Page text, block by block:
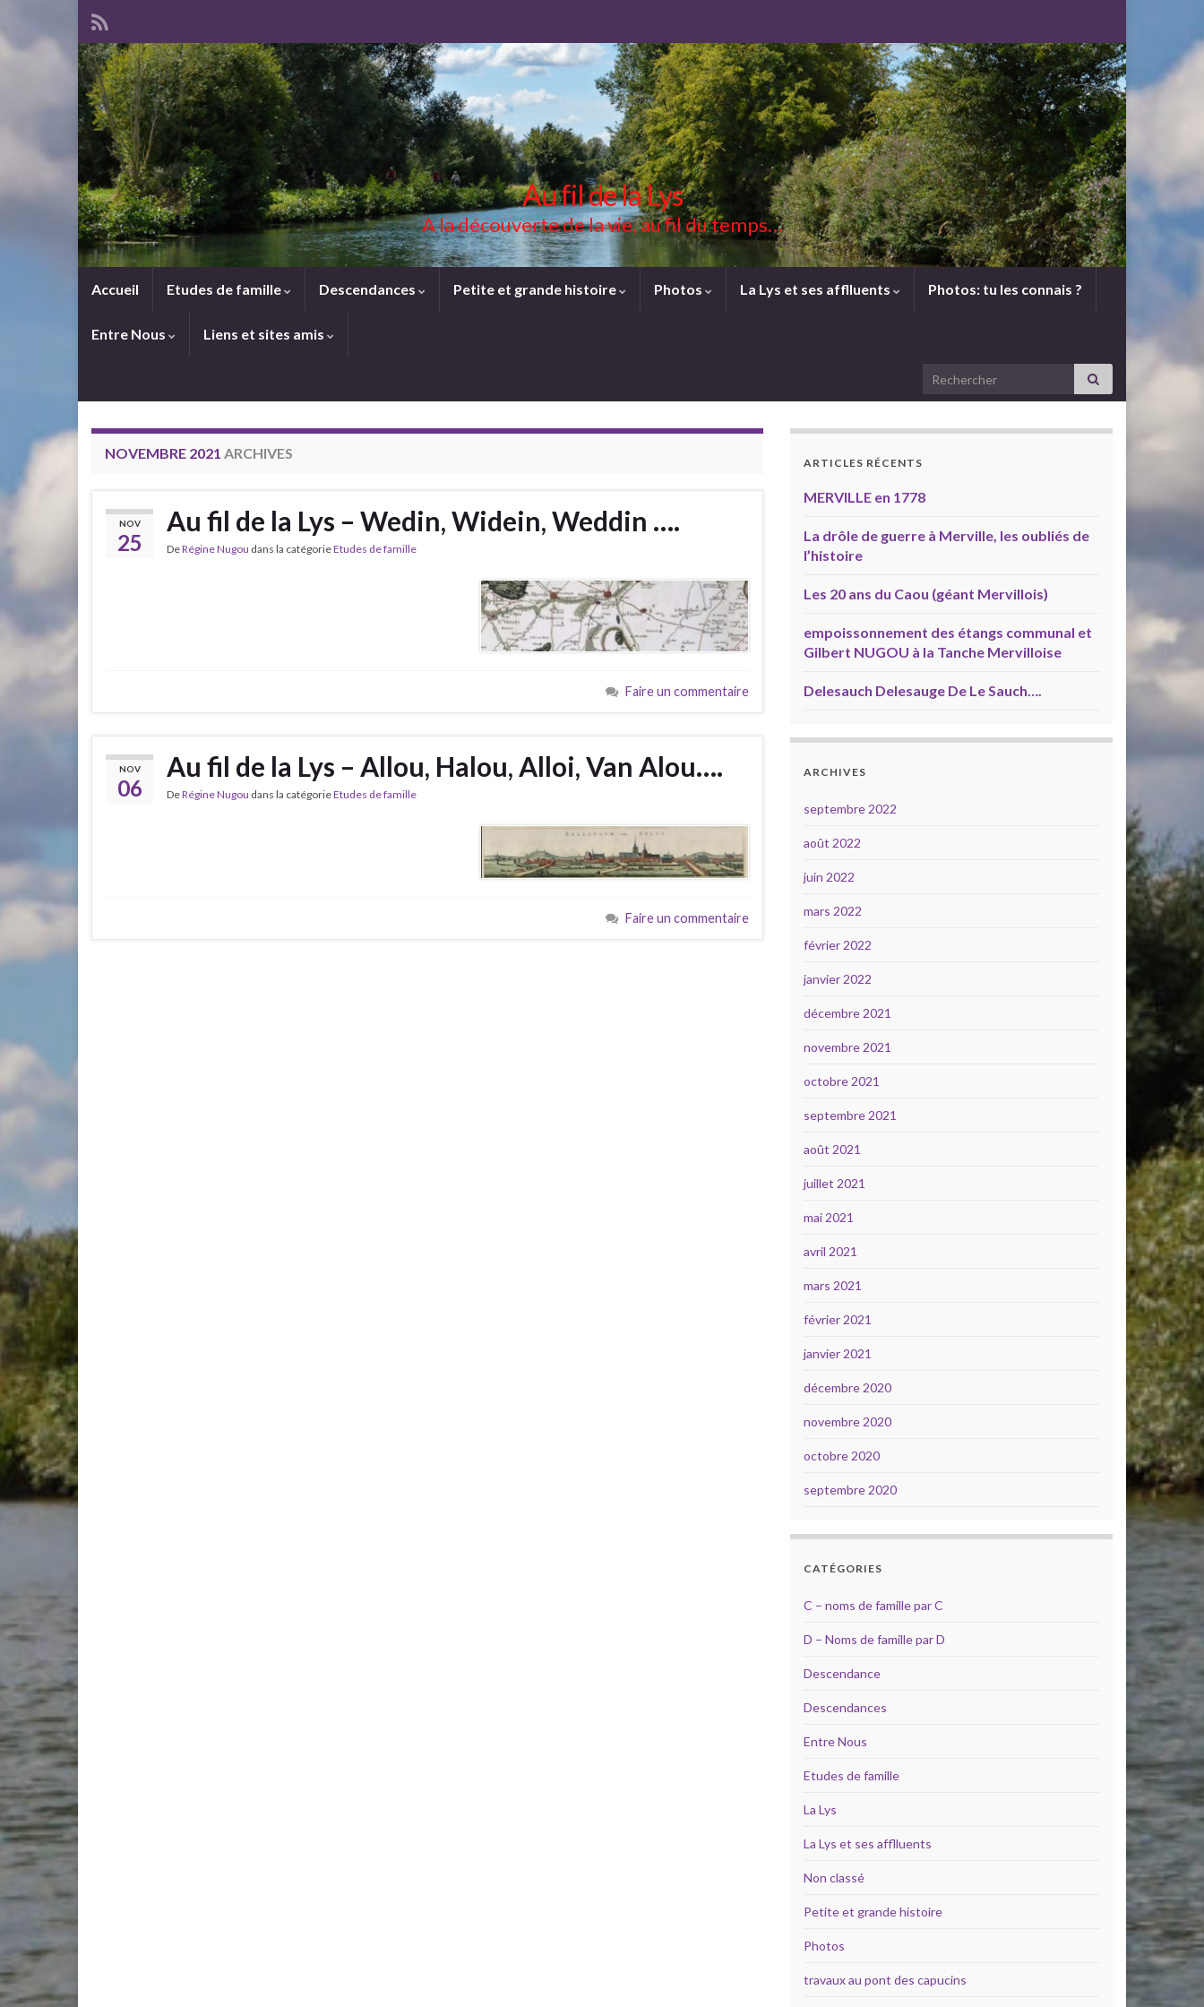
Au fil de la Lys
A la découverte de la vie, au fil du temps…
Accueil Etudes de famille Descendances Petite et grande histoire Photos La Lys et ses afflluents Photos: tu les connais ?
Entre Nous Liens et sites amis
Search for:
NOVEMBRE 2021 ARCHIVES
NOV
25
Au fil de la Lys – Wedin, Widein, Weddin ….
DeRégine Nugou dans la catégorieEtudes de famille
Faire un commentaire
NOV
06
Au fil de la Lys – Allou, Halou, Alloi, Van Alou….
DeRégine Nugou dans la catégorieEtudes de famille
Faire un commentaire
ARTICLES RÉCENTS
MERVILLE en 1778
La drôle de guerre à Merville, les oubliés de
l’histoire
Les 20 ans du Caou (géant Mervillois)
empoissonnement des étangs communal et
Gilbert NUGOU à la Tanche Mervilloise
Delesauch Delesauge De Le Sauch….
ARCHIVES
septembre 2022
août 2022
juin 2022
mars 2022
février 2022
janvier 2022
décembre 2021
novembre 2021
octobre 2021
septembre 2021
août 2021
juillet 2021
mai 2021
avril 2021
mars 2021
février 2021
janvier 2021
décembre 2020
novembre 2020
octobre 2020
septembre 2020
CATÉGORIES
C – noms de famille par C
D – Noms de famille par D
Descendance
Descendances
Entre Nous
Etudes de famille
La Lys
La Lys et ses afflluents
Non classé
Petite et grande histoire
Photos
travaux au pont des capucins